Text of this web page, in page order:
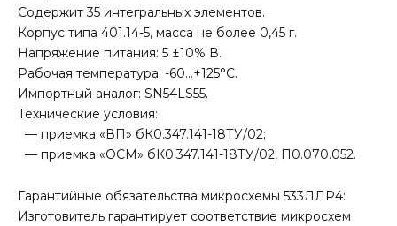
Содержит 35 интегральных элементов.
Корпус типа 401.14-5, масса не более 0,45 г.
Напряжение питания: 5 ±10% В.
Рабочая температура: -60…+125°С.
Импортный аналог: SN54LS55.
Технические условия:
— приемка «ВП» бК0.347.141-18ТУ/02;
— приемка «ОСМ» бК0.347.141-18ТУ/02, П0.070.052.
Гарантийные обязательства микросхемы 533ЛЛР4:
Изготовитель гарантирует соответствие микросхем